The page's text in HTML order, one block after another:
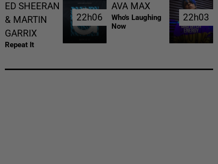
ED SHEERAN
& MARTIN
GARRIX
Repeat It
22h06
22h06
AVA MAX
Who's Laughing
Now
22h03
22h03